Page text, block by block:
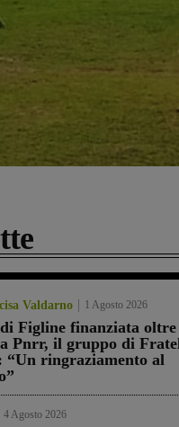
Valdarno 1 Agosto 2026
Figline finanziata
Pnrr, il gruppo di
“Un ringraziamento al
4 Agosto 2026